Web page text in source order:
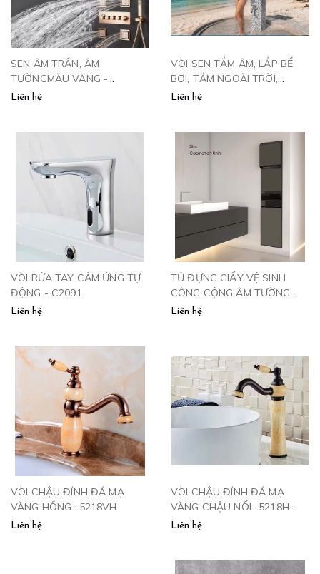
SEN ÂM TRẦN, ÂM
TƯỜNGMÀU VÀNG -
SAT4VP
Liên hệ
VÒI SEN TẮM ÂM, LẮP BỂ
BƠI, TẮM NGOÀI TRỜI,
VƯỜN, GẮN CỘT- SNT102
Liên hệ
VÒI RỬA TAY CẢM ỨNG TỰ
ĐỘNG - C2091
Liên hệ
TỦ ĐỰNG GIẤY VỆ SINH
CÔNG CỘNG ÂM TƯỜNG
KÈM THÙNG RÁC VÀ SẤY
Liên hệ
VÒI CHẬU ĐÍNH ĐÁ MẠ
VÀNG HỒNG -5218VH
Liên hệ
VÒI CHẬU ĐÍNH ĐÁ MẠ
VÀNG CHẬU NỔI -5218H
CLEANMAX
Liên hệ